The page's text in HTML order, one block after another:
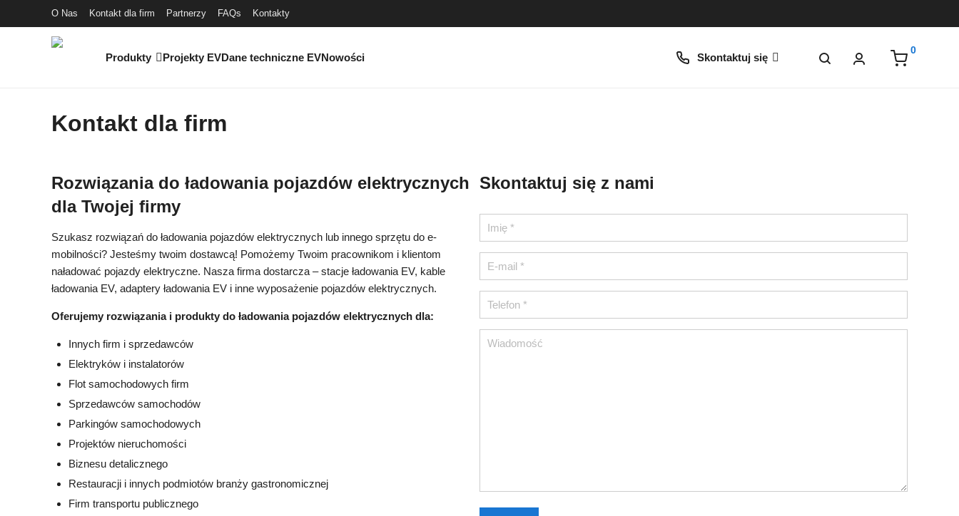
O Nas Kontakt dla firm Partnerzy FAQs Kontakty
Produkty Projekty EVDane techniczne EVNowości Skontaktuj się
0
Kontakt dla firm
Rozwiązania do ładowania pojazdów elektrycznych
dla Twojej firmy
Szukasz rozwiązań do ładowania pojazdów elektrycznych lub innego sprzętu do e-
mobilności? Jesteśmy twoim dostawcą! Pomożemy Twoim pracownikom i klientom
naładować pojazdy elektryczne. Nasza firma dostarcza – stacje ładowania EV, kable
ładowania EV, adaptery ładowania EV i inne wyposażenie pojazdów elektrycznych.
Oferujemy rozwiązania i produkty do ładowania pojazdów elektrycznych dla:
Innych firm i sprzedawców
Elektryków i instalatorów
Flot samochodowych firm
Sprzedawców samochodów
Parkingów samochodowych
Projektów nieruchomości
Biznesu detalicznego
Restauracji i innych podmiotów branży gastronomicznej
Firm transportu publicznego
Skontaktuj się z nami